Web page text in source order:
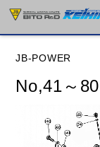
デー
JB-POWER
No,41～80